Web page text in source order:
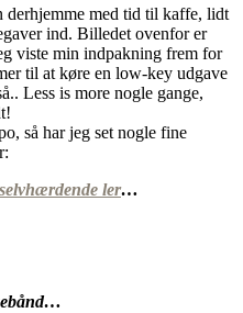
derhjemme med tid til kaffe, lidt
ind. Billedet ovenfor er
viste min indpakning frem for
til at køre en low-key udgave
Less is more nogle gange,
så har jeg set nogle fine
selvhærdende ler…